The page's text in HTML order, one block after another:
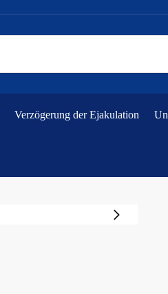
Verzögerung der Ejakulation